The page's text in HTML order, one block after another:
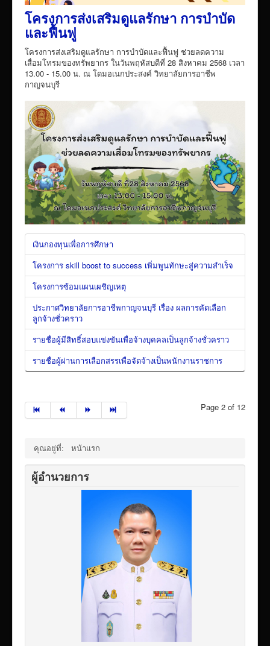
โครงการส่งเสริมดูแลรักษา การบำบัด
และฟื้นฟู
โครงการส่งเสริมดูแลรักษา การบำบัดและฟื้นฟู ช่วยลดความ
เสื่อมโทรมของทรัพยากร ในวันพฤหัสบดีที่ 28 สิงหาคม 2568 เวลา
13.00 - 15.00 น. ณ โดมอเนกประสงค์ วิทยาลัยการอาชีพ
กาญจนบุรี
เงินกองทุนเพื่อการศึกษา
โครงการ skill boost to success เพิ่มพูนทักษะสู่ความสำเร็จ
โครงการซ้อมแผนเผชิญเหตุ
ประกาศวิทยาลัยการอาชีพกาญจนบุรี เรื่อง ผลการคัดเลือก
ลูกจ้างชั่วคราว
รายชื่อผู้มีสิทธิ์สอบแข่งขันเพื่อจ้างบุคคลเป็นลูกจ้างชั่วคราว
รายชื่อผู้ผ่านการเลือกสรรเพื่อจัดจ้างเป็นพนักงานราชการ
Page 2 of 12
คุณอยู่ที่: หน้าแรก
ผู้อำนวยการ